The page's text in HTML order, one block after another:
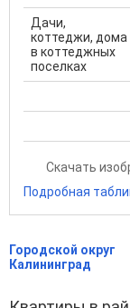
Дачи,
коттеджи, дома
в коттеджных
поселках
Скачать
Подробная
Городской округ
Калининград